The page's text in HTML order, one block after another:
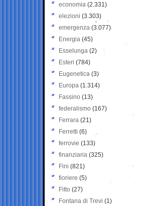
economia (2.331)
elezioni (3.303)
emergenza (3.077)
Energia (45)
Esselunga (2)
Esteri (784)
Eugenetica (3)
Europa (1.314)
Fassino (13)
federalismo (167)
Ferrara (21)
Ferretti (6)
ferrovie (133)
finanziaria (325)
Fini (821)
fioriere (5)
Fitto (27)
Fontana di Trevi (1)